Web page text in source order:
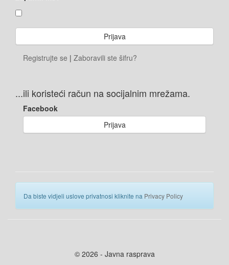
Registrujte se | Zaboravili ste šifru?
...ili koristeći račun na socijalnim mrežama.
Facebook
Prijava
Da biste vidjeli uslove privatnosi kliknite na Privacy Policy
© 2026 - Javna rasprava